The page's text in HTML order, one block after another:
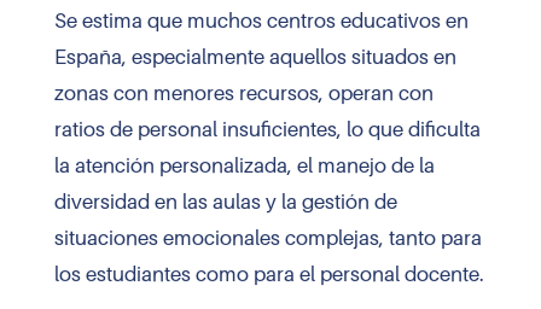
Se estima que muchos centros educativos en
España, especialmente aquellos situados en
zonas con menores recursos, operan con
ratios de personal insuficientes, lo que dificulta
la atención personalizada, el manejo de la
diversidad en las aulas y la gestión de
situaciones emocionales complejas, tanto para
los estudiantes como para el personal docente.